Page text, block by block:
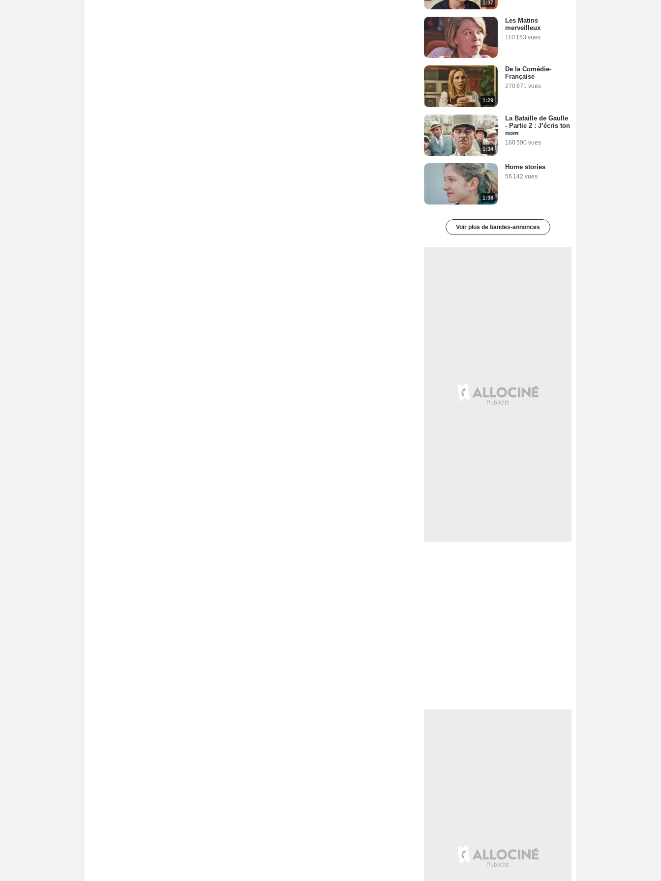
1:37
Les Matins
merveilleux
110 153 vues
1:29
De la Comédie-
Française
270 671 vues
1:34
La Bataille de Gaulle
- Partie 2 : J’écris ton
nom
160 590 vues
1:38
Home stories
56 142 vues
Voir plus de bandes-annonces